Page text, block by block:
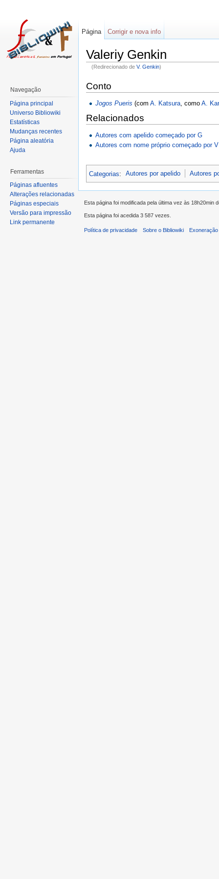
Valeriy Genkin
(Redirecionado de V. Genkin)
Conto
Jogos Pueris (comA. Katsura , comoA.
Relacionados
Autores com apelido começado por G
Autores com nome próprio começado por V
Categorias: Autores por apelido Autores
Página Corrigir e nova info
Navegação
Página principal
Universo Bibliowiki
Estatísticas
Mudanças recentes
Página aleatória
Ajuda
Ferramentas
Páginas afluentes
Alterações relacionadas
Páginas especiais
Versão para impressão
Link permanente
Esta página foi modificada pela última vez às 18h20min
Esta página foi acedida 3 587 vezes.
Política de privacidade Sobre o Bibliowiki